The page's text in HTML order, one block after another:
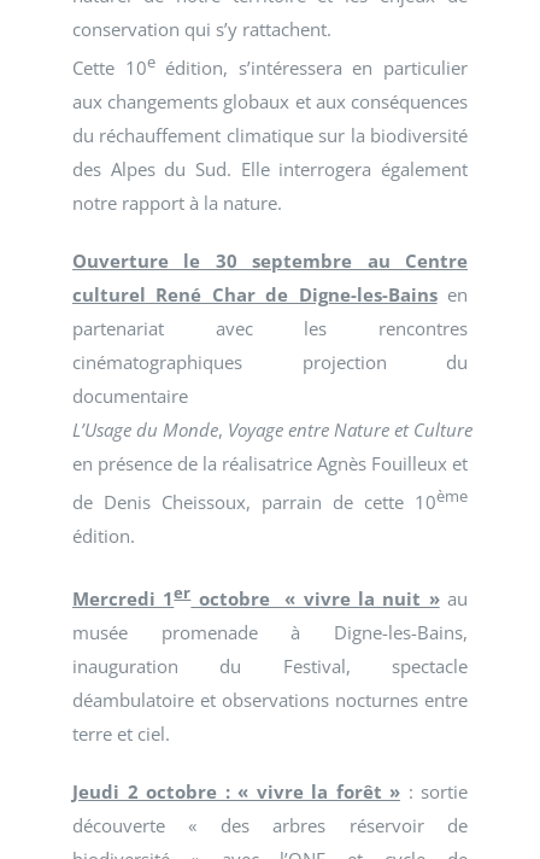
conservation qui s’y rattachent.
Cette 10eédition, s’intéressera en particulier
aux changements globaux et aux conséquences
du réchauffement climatique sur la biodiversité
des Alpes du Sud. Elle interrogera également
notre rapport à la nature.
Ouverture le 30 septembre au Centre
culturel René Char de Digne-les-Bainsen
partenariat avec les rencontres
cinématographiques projection du
documentaire
L’Usage du Monde, Voyage entre Nature et Culture
en présence de la réalisatrice Agnès Fouilleux et
de Denis Cheissoux, parrain de cette 10ème
édition.
Mercredi 1eroctobre « vivre la nuit »au
musée promenade à Digne-les-Bains,
inauguration du Festival, spectacle
déambulatoire et observations nocturnes entre
terre et ciel.
Jeudi 2 octobre : « vivre la forêt » : sortie
découverte « des arbres réservoir de